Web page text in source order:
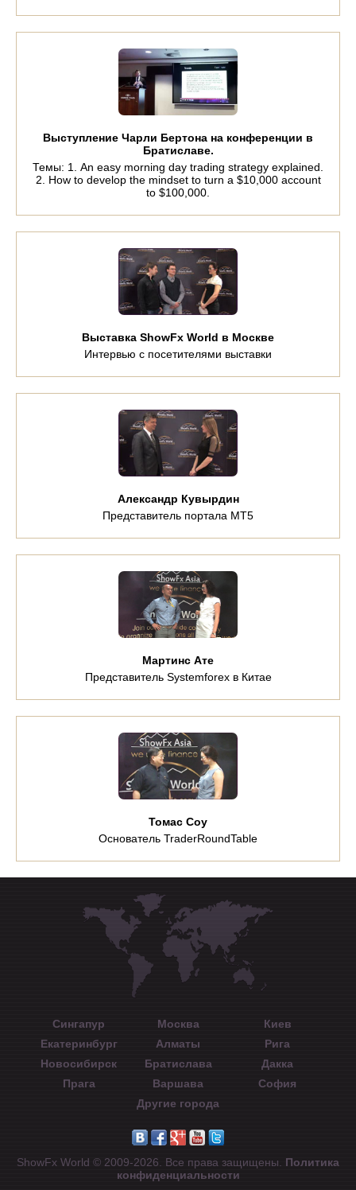
Выступление Чарли Бертона на конференции в
Братиславе.
Темы: 1. An easy morning day trading strategy explained.
2. How to develop the mindset to turn a $10,000 account
to $100,000.
Выставка ShowFx World в Москве
Интервью с посетителями выставки
Александр Кувырдин
Представитель портала MT5
Мартинс Ате
Представитель Systemforex в Китае
Томас Соу
Основатель TraderRoundTable
Сингапур Москва
Киев
Екатеринбург
Алматы
Рига
Новосибирск
Братислава
Дакка
Прага
Варшава
София
Другие города
ShowFx World © 2009-2026. Все права защищены. Политика
конфиденциальности